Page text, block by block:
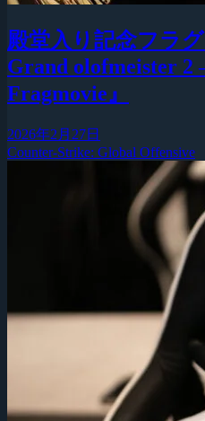
殿堂入り記念フラ
Grand olofmeister 2
Fragmovie』
2026年2月27日
Counter-Strike: Global Offensive